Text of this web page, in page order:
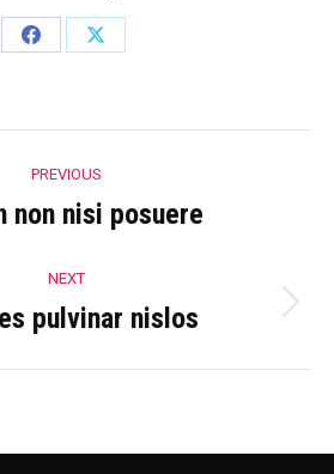
Share
Share
PREVIOUS
Previous
non nisi posuere
NEXT
Next
pulvinar nislos